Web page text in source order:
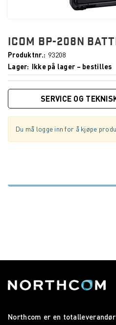
ICOM BP-208N
Produktnr.
93208
Lager
Ikke på lager – bestilles
SERVICE OG
Du må logge inn for å kjøpe
Northcom er en